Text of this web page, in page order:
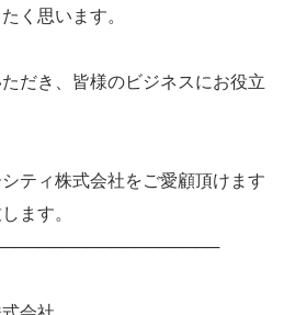
く思います。
だき、皆様のビジネスにお役立
ティ株式会社をご愛顧頂けます
ます。